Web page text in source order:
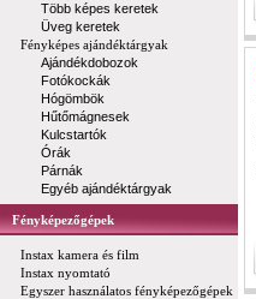
Több képes keretek
Üveg keretek
Fényképes ajándéktárgyak
Ajándékdobozok
Fotókockák
Hógömbök
Hűtőmágnesek
Kulcstartók
Órák
Párnák
Egyéb ajándéktárgyak
Fényképezőgépek
Instax kamera és film
Instax nyomtató
Egyszer használatos fényképezőgépek